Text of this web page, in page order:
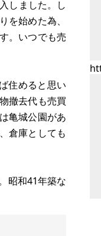
しました。し
始めた為、
。いつでも売
住めると思い
撤去代も売買
亀城公園があ
倉庫としても
昭和41年築な